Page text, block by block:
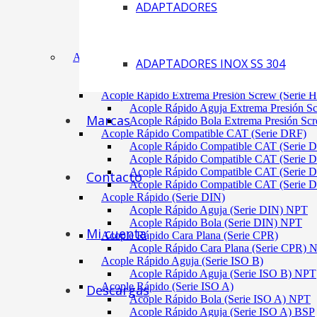
ADAPTADORES
ADAPTADORES INOX SS 304
Marcas
Contacto
Mi cuenta
Descargas
Acoplamiento Tipo Neumático Fenaflex (TYRE)
ACÓPLES RÁPIDOS
Acople Rápido Aguja Extrema Presión (Serie
Acople Rápido Extrema Presión Screw (Serie
Acople Rápido Aguja Extrema Presión
Acople Rápido Bola Extrema Presión
Acople Rápido Compatible CAT (Serie DRF)
Acople Rápido Compatible CAT (Serie
Acople Rápido Compatible CAT (Serie
Acople Rápido Compatible CAT (Serie
Acople Rápido Compatible CAT (Serie
Acople Rápido (Serie DIN)
Acople Rápido Aguja (Serie DIN) NPT
Acople Rápido Bola (Serie DIN) NPT
Acople Rápido Cara Plana (Serie CPR)
Acople Rápido Cara Plana (Serie CPR)
Acople Rápido Aguja (Serie ISO B)
Acople Rápido Aguja (Serie ISO B) NPT
Acople Rápido (Serie ISO A)
Acople Rápido Bola (Serie ISO A) NPT
Acople Rápido Aguja (Serie ISO A) BSP